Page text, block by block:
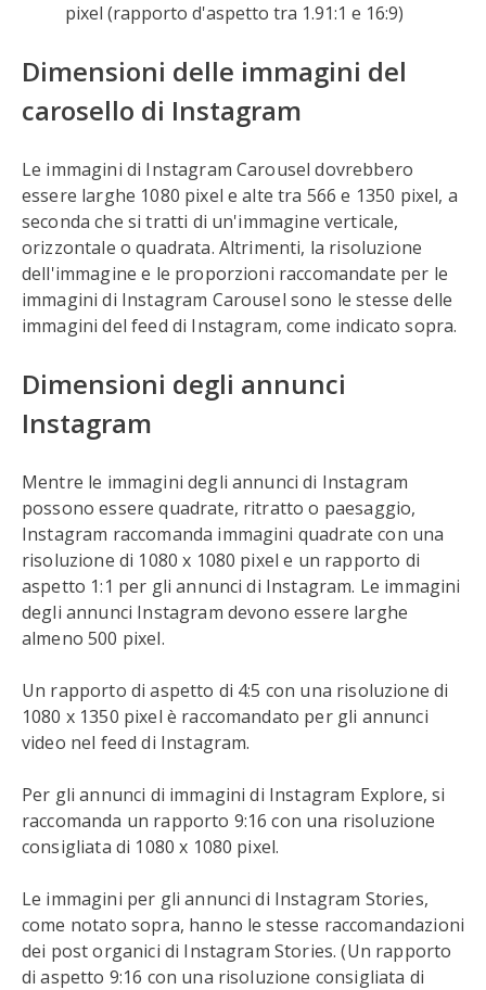
pixel (rapporto d'aspetto tra 1.91:1 e 16:9)
Dimensioni delle immagini del
carosello di Instagram
Le immagini di Instagram Carousel dovrebbero
essere larghe 1080 pixel e alte tra 566 e 1350 pixel, a
seconda che si tratti di un'immagine verticale,
orizzontale o quadrata. Altrimenti, la risoluzione
dell'immagine e le proporzioni raccomandate per le
immagini di Instagram Carousel sono le stesse delle
immagini del feed di Instagram, come indicato sopra.
Dimensioni degli annunci
Instagram
Mentre le immagini degli annunci di Instagram
possono essere quadrate, ritratto o paesaggio,
Instagram raccomanda immagini quadrate con una
risoluzione di 1080 x 1080 pixel e un rapporto di
aspetto 1:1 per gli annunci di Instagram. Le immagini
degli annunci Instagram devono essere larghe
almeno 500 pixel.
Un rapporto di aspetto di 4:5 con una risoluzione di
1080 x 1350 pixel è raccomandato per gli annunci
video nel feed di Instagram.
Per gli annunci di immagini di Instagram Explore, si
raccomanda un rapporto 9:16 con una risoluzione
consigliata di 1080 x 1080 pixel.
Le immagini per gli annunci di Instagram Stories,
come notato sopra, hanno le stesse raccomandazioni
dei post organici di Instagram Stories. (Un rapporto
di aspetto 9:16 con una risoluzione consigliata di